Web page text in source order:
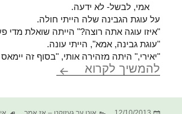
אמי, לבשל- לא ידעה.
על עוגת הגבינה שלה הייתי חולה.
"איזו עוגה אתה רוצה?" הייתה שואלת מדי
"עוגת גבינה, אמא", הייתי עונה.
"יאירי," היתה מזהירה אותי, "בסוף זה
להמשיך לקרוא מינורי ביותר
פורסם קטגוריות